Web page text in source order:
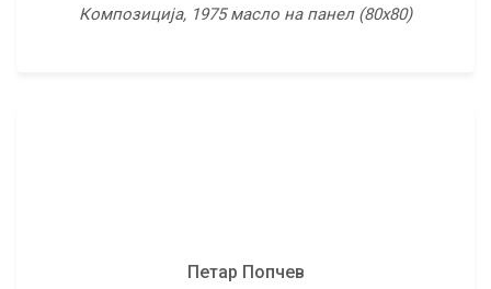
Композиција, 1975 масло на панел (80х80)
Петар Попчев
Мртва природа (котле и аван), 1995 комбинирана
Родољуб Анастасов